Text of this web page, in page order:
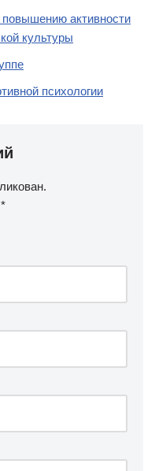
активности
культуры
психологии
*